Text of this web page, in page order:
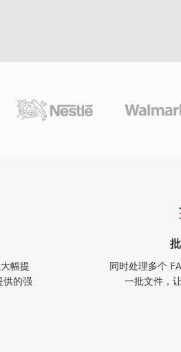
幅提
供的强
同时处理多个
一批文件，